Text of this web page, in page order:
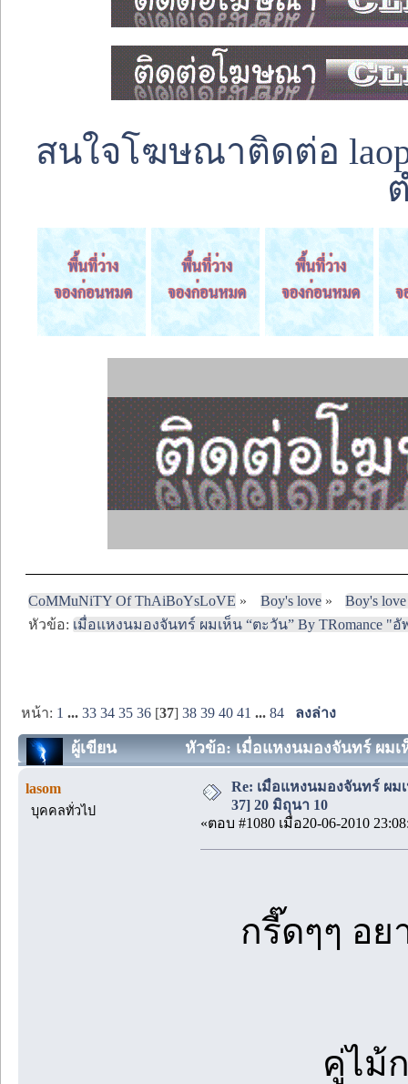
สนใจโฆษณาติดต่อ
CoMMuNiTY Of ThAiBoYsLoVE » Boy's love»
Boy's
หัวข้อ: เมื่อแหงนมองจันทร์ ผมเห็น “ตะวัน” By TRomance "
หน้า: 1 ...33 34 35 36 [37]38 39 40 41 ...84 ลงล่าง
ผู้เขียน หัวข้อ: เมื่อแหงนมองจันทร์ ผมเ
lasom
บุคคลทั่วไป
Re: เมื่อแหงนมองจันทร์ ผม
37] 20 มิถุนา 10
«ตอบ #1080 เมื่อ20-06-2010
กรี๊ดๆๆ อ
คู่ไม้